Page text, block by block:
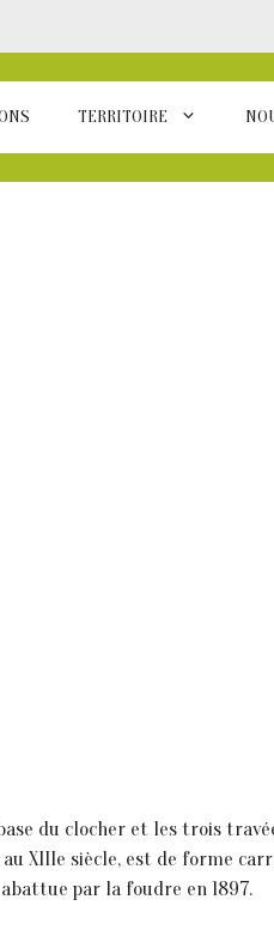
TERRITOIRE
du clocher et les trois
XIIIe siècle, est de forme
par la foudre en 1897.